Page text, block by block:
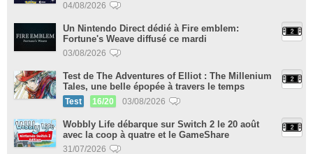
04/08/2026
Un Nintendo Direct dédié à Fire emblem:
Fortune's Weave diffusé ce mardi
03/08/2026
Test de The Adventures of Elliot : The Millenium
Tales, une belle épopée à travers le temps
Test 16/20 03/08/2026
Wobbly Life débarque sur Switch 2 le 20 août
avec la coop à quatre et le GameShare
31/07/2026